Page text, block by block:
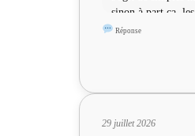
sinon à part ça,
sympas »
Réponse
29 juillet 2026